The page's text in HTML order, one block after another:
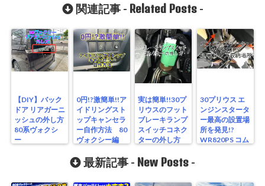
関連記事 - Related Posts-
【DIY】バック
ドア リアガーニ
ッシュの外し方
80系ヴォクシ
ー
0円!?激簡単!!ア
イドリングスト
ップキャンセラ
ー自作方法 80
ヴォクシー編
実は簡単!!30プ
リウスのフット
ブレーキランプ
スイッチコネク
ターの外し方
30プリウス エ
ンジンスタータ
ー最高の設置場
所を発見!?
WR820PS コム
最新記事 - New Posts -